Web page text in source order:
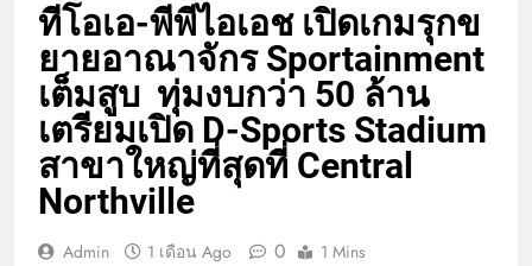
ทีโอเอ-พีพีไอเอช เปิดเกมรุกข
ยายอาณาจักร Sportainment
เต็มสูบ ทุ่มงบกว่า 50 ล้าน
เตรียมเปิด D-Sports Stadium
สาขาใหญ่ที่สุดที่ Central
Northville
Admin 1 เดือน Ago 0 1 Mins